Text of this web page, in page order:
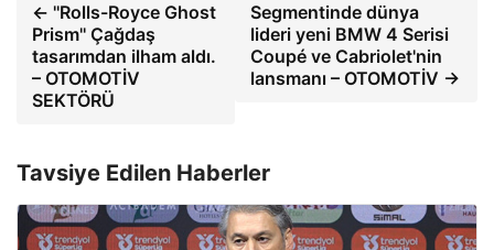
← ''Rolls-Royce Ghost
Prism'' Çağdaş
tasarımdan ilham aldı.
– OTOMOTİV
SEKTÖRÜ
Segmentinde dünya
lideri yeni BMW 4 Serisi
Coupé ve Cabriolet'nin
lansmanı – OTOMOTİV →
Tavsiye Edilen Haberler